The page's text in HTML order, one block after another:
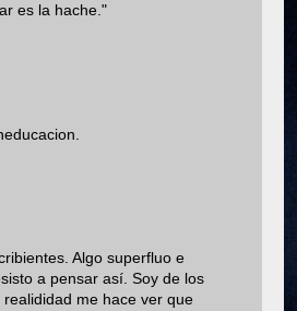
es la hache."
Algo superfluo e
a pensar así. Soy de los
me hace ver que